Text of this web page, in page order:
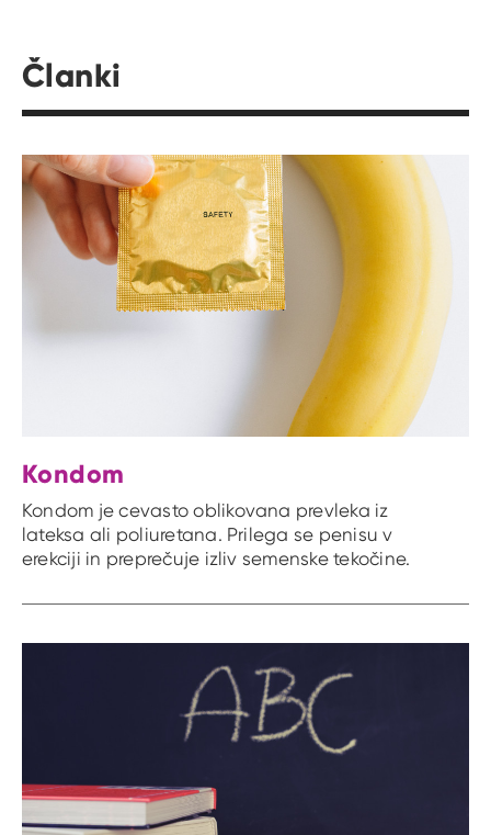
Članki
Kondom
Kondom je cevasto oblikovana prevleka iz
lateksa ali poliuretana. Prilega se penisu v
erekciji in preprečuje izliv semenske tekočine.